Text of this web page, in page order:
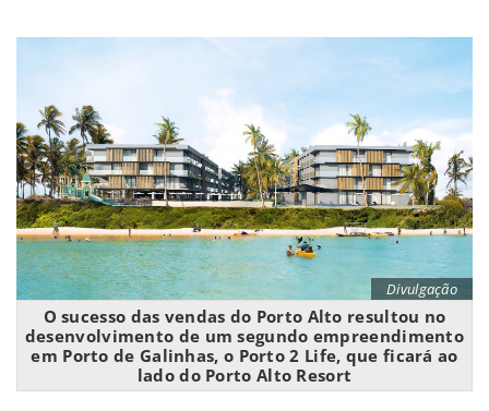
Divulgação
O sucesso das vendas do Porto Alto resultou no
desenvolvimento de um segundo empreendimento
em Porto de Galinhas, o Porto 2 Life, que ficará ao
lado do Porto Alto Resort